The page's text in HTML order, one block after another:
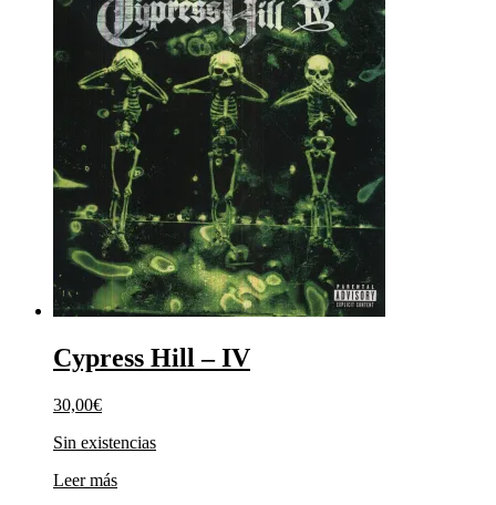
Cypress Hill ‎– IV
30,00€
Sin existencias
Leer más